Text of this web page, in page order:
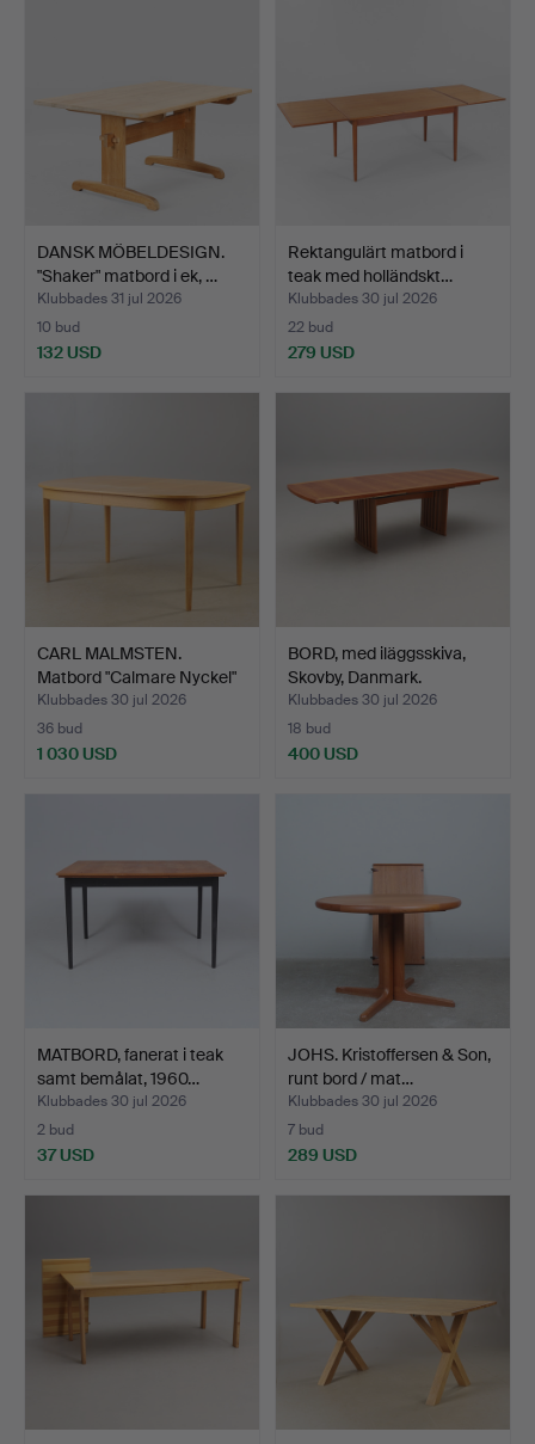
DANSK MÖBELDESIGN.
"Shaker" matbord i ek, …
Klubbades 31 jul 2026
10 bud
132 USD
Rektangulärt matbord i
teak med holländskt…
Klubbades 30 jul 2026
22 bud
279 USD
CARL MALMSTEN.
Matbord "Calmare Nyckel"
ek…
Klubbades 30 jul 2026
36 bud
1 030 USD
BORD, med iläggsskiva,
Skovby, Danmark.
Klubbades 30 jul 2026
18 bud
400 USD
MATBORD, fanerat i teak
samt bemålat, 1960…
Klubbades 30 jul 2026
2 bud
37 USD
JOHS. Kristoffersen & Son,
runt bord / mat…
Klubbades 30 jul 2026
7 bud
289 USD